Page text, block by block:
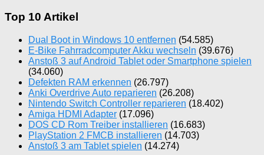
Top 10 Artikel
Dual Boot in Windows 10 entfernen (54.585)
E-Bike Fahrradcomputer Akku wechseln (39.676)
Anstoß 3 auf Android Tablet oder Smartphone spielen
(34.060)
Defekten RAM erkennen (26.797)
Anki Overdrive Auto reparieren (26.208)
Nintendo Switch Controller reparieren (18.402)
Amiga HDMI Adapter (17.096)
DOS CD Rom Treiber installieren (16.683)
PlayStation 2 FMCB installieren (14.703)
Anstoß 3 am Tablet spielen (14.274)